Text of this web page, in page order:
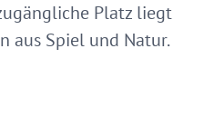
Platz liegt
aus Spiel und Natur.